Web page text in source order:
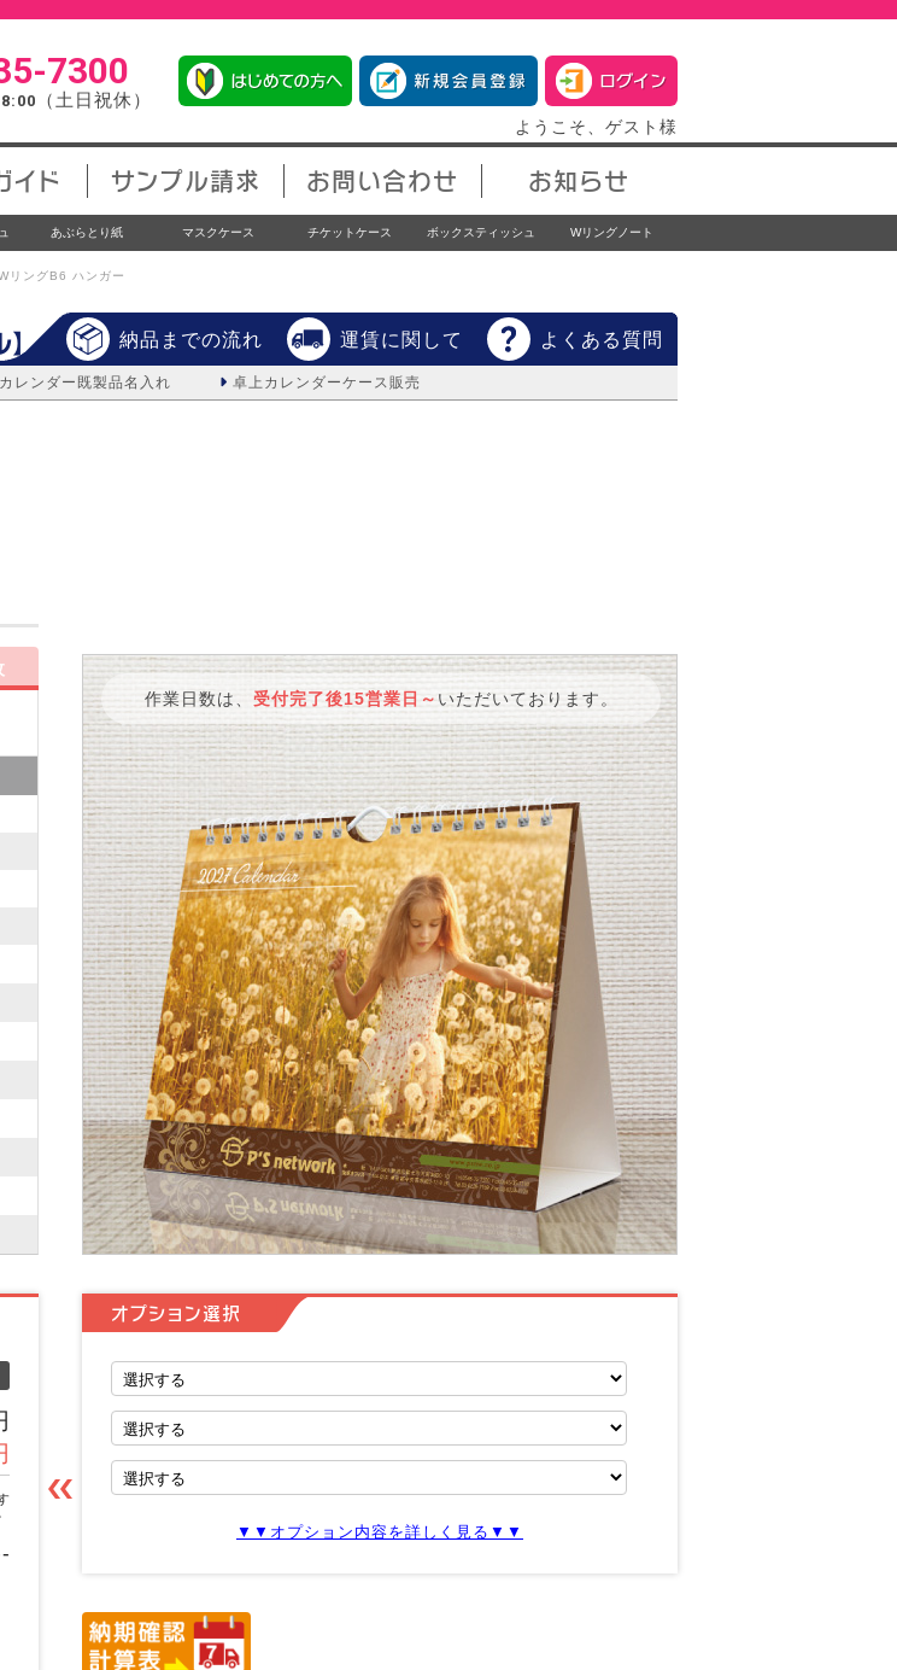
あぶらとり紙 マスクケース チケットケース ボックスティッシュ Wリングノート
7300
（土日祝休）
ようこそ、ゲスト様
イド サンプル請求 お問い合わせ お知らせ
リングB6 ハンガー
納品までの流れ 運賃に関して よくある質問
レンダー 既製品名入れ 卓上カレンダーケース販売
作業日数は、 受付完了後15営業日～ いただいております。
オプション選択
▼▼オプション内容を詳しく見る▼▼